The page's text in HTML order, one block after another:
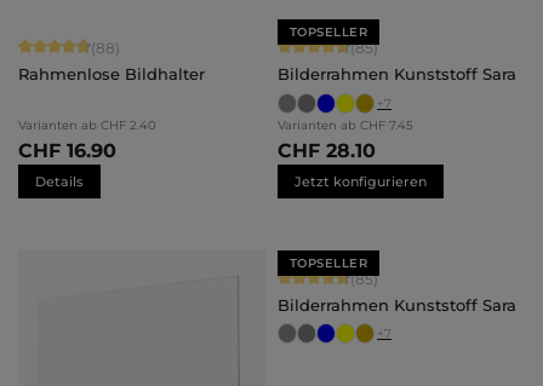
Durchschnittliche Bewertung von 4.84 von 5 Sternen
(88)
Rahmenlose Bildhalter
Varianten ab CHF 2.40
CHF 16.90
Details
TOPSELLER
Durchschnittliche Bewertung von
(85)
Bilderrahmen Kunststoff Sara
+7
Varianten ab CHF 7.45
CHF 28.10
Jetzt konfigurieren
TOPSELLER
Durchschnittliche Bewertung von
(85)
Bilderrahmen Kunststoff Sara
+7